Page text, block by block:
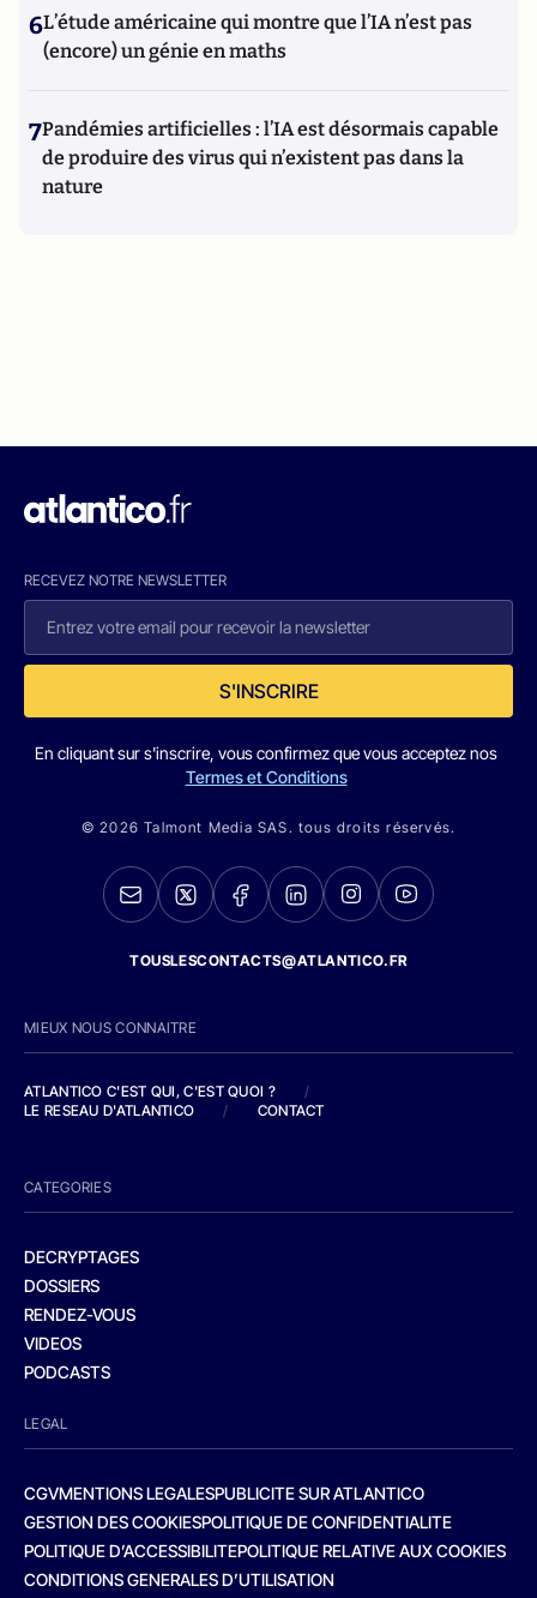
6L’étude américaine qui montre que l’IA n’est pas
(encore) un génie en maths
7Pandémies artificielles : l’IA est désormais capable
de produire des virus qui n’existent pas dans la
nature
RECEVEZ NOTRE NEWSLETTER
S'INSCRIRE
En cliquant sur s'inscrire, vous confirmez que vous acceptez nos
Termes et Conditions
© 2026 Talmont Media SAS. tous droits réservés.
TOUSLESCONTACTS@ATLANTICO.FR
MIEUX NOUS CONNAITRE
ATLANTICO C'EST QUI, C'EST QUOI ?
/
LE RESEAU D'ATLANTICO
/ CONTACT
CATEGORIES
DECRYPTAGES
DOSSIERS
RENDEZ-VOUS
VIDEOS
PODCASTS
LEGAL
CGVMENTIONS LEGALESPUBLICITE SUR ATLANTICO
GESTION DES COOKIESPOLITIQUE DE CONFIDENTIALITE
POLITIQUE D’ACCESSIBILITEPOLITIQUE RELATIVE AUX COOKIES
CONDITIONS GENERALES D’UTILISATION